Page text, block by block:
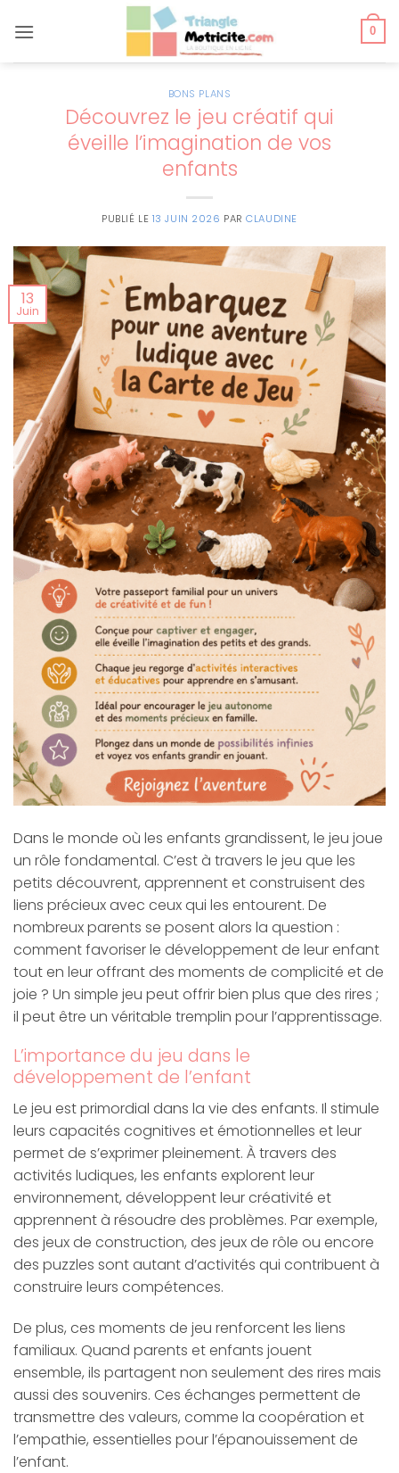
au
0
BONS PLANS
Découvrez le jeu créatif qui
éveille l’imagination de vos
enfants
PUBLIÉ LE 13 JUIN 2026 PARCLAUDINE
13
Juin
Dans le monde où les enfants grandissent, le jeu joue
un rôle fondamental. C’est à travers le jeu que les
petits découvrent, apprennent et construisent des
liens précieux avec ceux qui les entourent. De
nombreux parents se posent alors la question :
comment favoriser le développement de leur enfant
tout en leur offrant des moments de complicité et de
joie ? Un simple jeu peut offrir bien plus que des rires ;
il peut être un véritable tremplin pour l’apprentissage.
L’importance du jeu dans le
développement de l’enfant
Le jeu est primordial dans la vie des enfants. Il stimule
leurs capacités cognitives et émotionnelles et leur
permet de s’exprimer pleinement. À travers des
activités ludiques, les enfants explorent leur
environnement, développent leur créativité et
apprennent à résoudre des problèmes. Par exemple,
des jeux de construction, des jeux de rôle ou encore
des puzzles sont autant d’activités qui contribuent à
construire leurs compétences.
De plus, ces moments de jeu renforcent les liens
familiaux. Quand parents et enfants jouent
ensemble, ils partagent non seulement des rires mais
aussi des souvenirs. Ces échanges permettent de
transmettre des valeurs, comme la coopération et
l’empathie, essentielles pour l’épanouissement de
l’enfant.